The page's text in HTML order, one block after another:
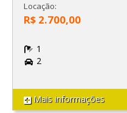
Locação:
R$ 2.700,00
1
2
Mais informações